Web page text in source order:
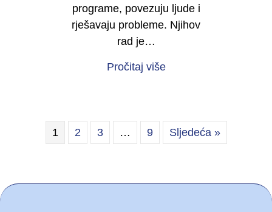
programe, povezuju ljude i
rješavaju probleme. Njihov
rad je…
Pročitaj višeabout Počinje
1 2 3 … 9 Sljedeća »